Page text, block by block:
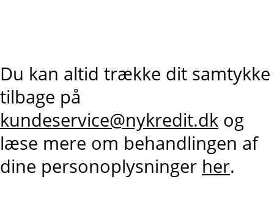
Du kan altid trække dit samtykke
tilbage på
kundeservice@nykredit.dk og
læse mere om behandlingen af
dine personoplysninger her.